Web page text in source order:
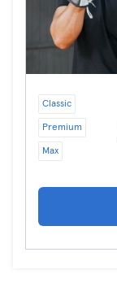
Classic
Premium
Max